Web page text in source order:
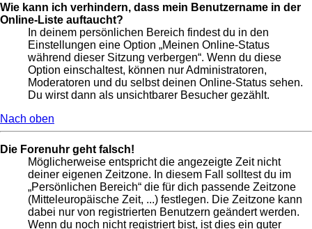
Wie kann ich verhindern, dass mein Benutzername in der
Online-Liste auftaucht?
In deinem persönlichen Bereich findest du in den
Einstellungen eine Option „Meinen Online-Status
während dieser Sitzung verbergen“. Wenn du diese
Option einschaltest, können nur Administratoren,
Moderatoren und du selbst deinen Online-Status sehen.
Du wirst dann als unsichtbarer Besucher gezählt.
Nach oben
Die Forenuhr geht falsch!
Möglicherweise entspricht die angezeigte Zeit nicht
deiner eigenen Zeitzone. In diesem Fall solltest du im
„Persönlichen Bereich“ die für dich passende Zeitzone
(Mitteleuropäische Zeit, ...) festlegen. Die Zeitzone kann
dabei nur von registrierten Benutzern geändert werden.
Wenn du noch nicht registriert bist, ist dies ein guter